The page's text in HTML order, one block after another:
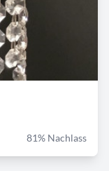
81% Nachlass